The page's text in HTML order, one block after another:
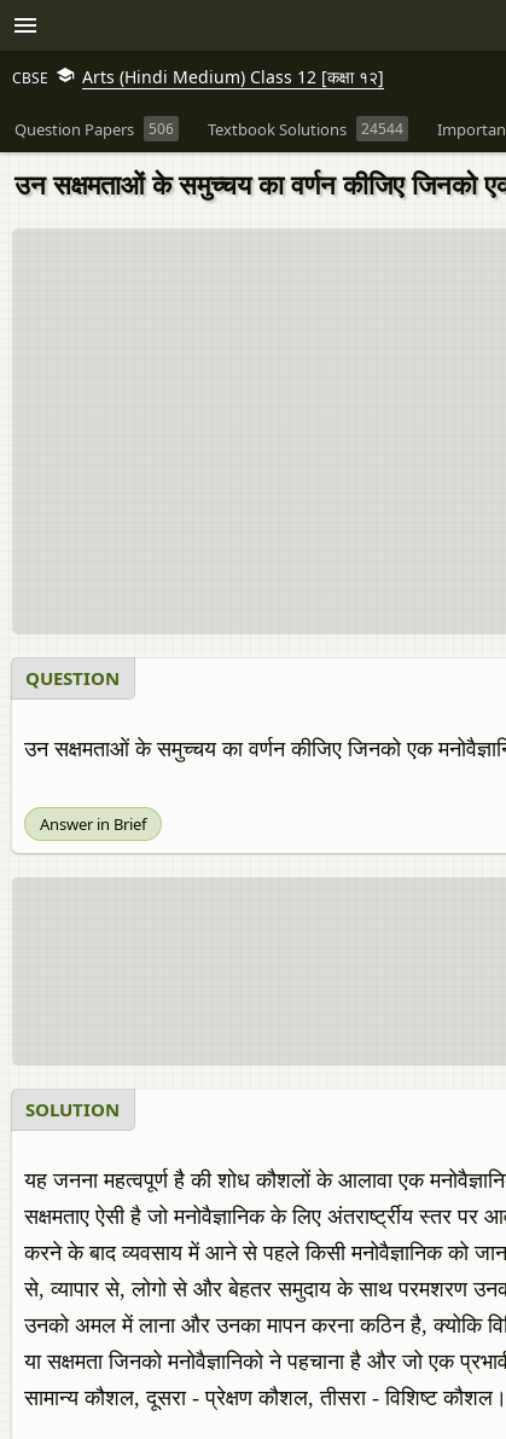
CBSE Arts (Hindi Medium) Class 12 [कक्षा १२]
Question Papers 506 Textbook Solutions 24544
उन सक्षमताओं के समुच्चय का वर्णन कीजिए जिनको
QUESTION
उन सक्षमताओं के समुच्चय का वर्णन कीजिए जिनको एक
Answer in Brief
SOLUTION
यह जनना महत्वपूर्ण है की शोध कौशलों के आलावा एक
सक्षमताए ऐसी है जो मनोवैज्ञानिक के लिए अंतरार्ष्ट्रीय स्तर
करने के बाद व्यवसाय में आने से पहले किसी मनोवैज्ञानिक को
से, व्यापार से, लोगो से और बेहतर समुदाय के साथ परमशरण
उनको अमल में लाना और उनका मापन करना कठिन है, क्योकि
या सक्षमता जिनको मनोवैज्ञानिको ने पहचाना है और जो एक
सामान्य कौशल, दूसरा - प्रेक्षण कौशल, तीसरा - विशिष्ट कौशल।